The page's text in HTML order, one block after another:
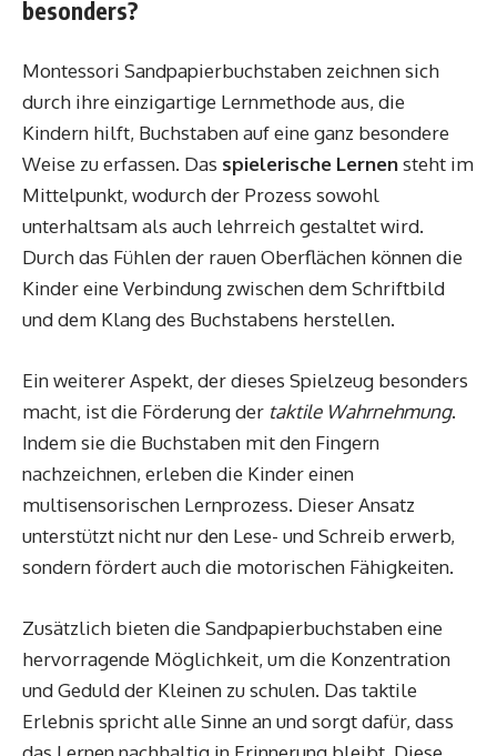
besonders?
Montessori Sandpapierbuchstaben zeichnen sich
durch ihre einzigartige Lernmethode aus, die
Kindern hilft, Buchstaben auf eine ganz besondere
Weise zu erfassen. Das spielerische Lernensteht im
Mittelpunkt, wodurch der Prozess sowohl
unterhaltsam als auch lehrreich gestaltet wird.
Durch das Fühlen der rauen Oberflächen können die
Kinder eine Verbindung zwischen dem Schriftbild
und dem Klang des Buchstabens herstellen.
Ein weiterer Aspekt, der dieses Spielzeug besonders
macht, ist die Förderung der taktile Wahrnehmung.
Indem sie die Buchstaben mit den Fingern
nachzeichnen, erleben die Kinder einen
multisensorischen Lernprozess. Dieser Ansatz
unterstützt nicht nur den Lese- und Schreib erwerb,
sondern fördert auch die motorischen Fähigkeiten.
Zusätzlich bieten die Sandpapierbuchstaben eine
hervorragende Möglichkeit, um die Konzentration
und Geduld der Kleinen zu schulen. Das taktile
Erlebnis spricht alle Sinne an und sorgt dafür, dass